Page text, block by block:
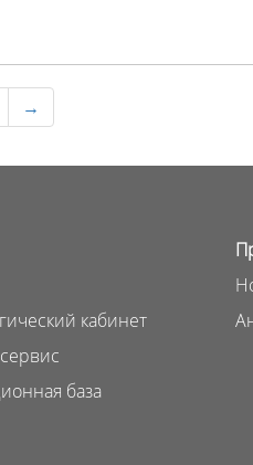
→
кабинет
база